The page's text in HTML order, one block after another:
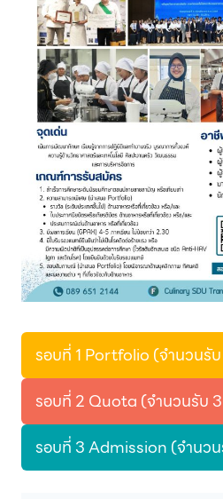
รอบที่ 1 Portfolio (จำนวนรั
รอบที่ 2 Quota (จำนวนรับ
รอบที่ 3 Admission (จำนว